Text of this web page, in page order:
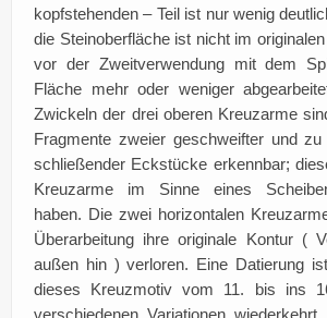
kopfstehenden – Teil ist nur wenig
die Steinoberfläche ist nicht im
vor der Zweitverwendung mit dem
Fläche mehr oder weniger
Zwickeln der drei oberen Kreuzarme
Fragmente zweier geschweifter und
schließender Eckstücke erkennbar;
Kreuzarme im Sinne eines
haben. Die zwei horizontalen
Überarbeitung ihre originale Kontur (
außen hin ) verloren. Eine Datierung
dieses Kreuzmotiv vom 11. bis ins